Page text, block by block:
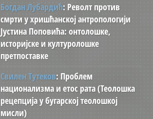
Богдан Лубардић: Револт против
смрти у хришћанској антропологији
Јустина Поповића: онтолошке,
историјске и културолошке
претпоставке
Свилен Тутеков: Проблем
национализма и етос рата (Теолошка
рецепција у бугарској теолошкој
мисли)